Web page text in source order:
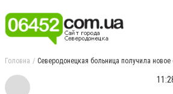
Головна Северодонецкая больница получила новое